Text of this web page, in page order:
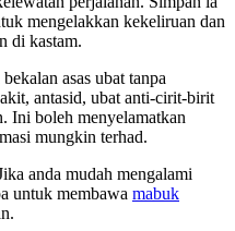
mengelakkan kekeliruan dan
di kastam.
asas ubat tanpa
antasid, ubat anti-cirit-birit
Ini boleh menyelamatkan
mungkin terhad.
anda mudah mengalami
untuk membawa mabuk